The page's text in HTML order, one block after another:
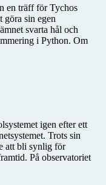
en träff för Tychos
göra sin egen
svarta hål och
i Python. Om
igen efter ett
Trots sin
att bli synlig för
På observatoriet